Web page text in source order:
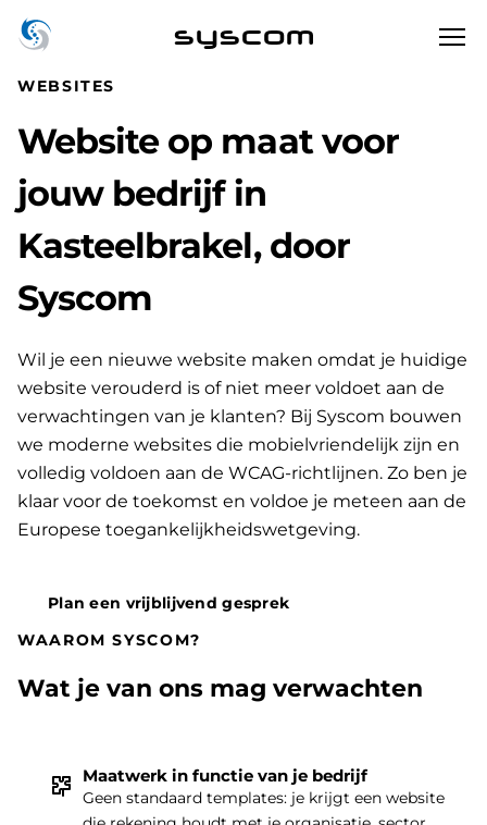
syscom
THEMA |
WEBSITES
Website op maat voor
jouw bedrijf in
Kasteelbrakel, door
Syscom
Wil je een nieuwe website maken omdat je huidige
website verouderd is of niet meer voldoet aan de
verwachtingen van je klanten? Bij Syscom bouwen
we moderne websites die mobielvriendelijk zijn en
volledig voldoen aan de WCAG-richtlijnen. Zo ben je
klaar voor de toekomst en voldoe je meteen aan de
Europese toegankelijkheidswetgeving.
Plan een vrijblijvend gesprek
WAAROM SYSCOM?
Wat je van ons mag verwachten
Maatwerk in functie van je bedrijf
Geen standaard templates: je krijgt een website